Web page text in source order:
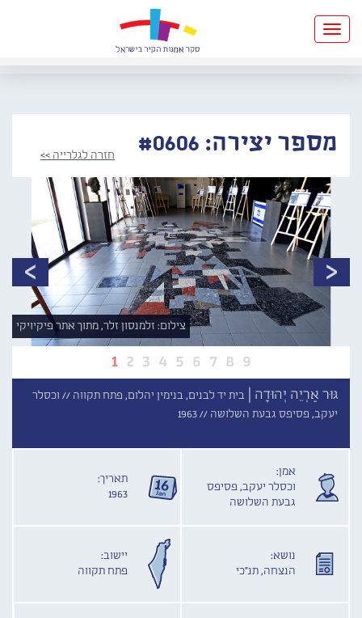
Toggle
navigation
מספר יצירה: #0606 חזרה לגלרייה >>
1 2 3 4 5 6 7 8 9
צילום: זלמנסון זלר, מתוך אתר פיקיויקי
גּוּר אַרְיֵה יְהוּדָה | בית יד לבנים, בנימין יהלום, פתח תקווה // וכסלר
יעקב, פסיפס גבעת השלושה //1963
אמן:
וכסלר יעקב, פסיפס
גבעת השלושה
תאריך:
1963
נושא:
הנצחה, תנ"כי
יישוב:
פתח תקווה